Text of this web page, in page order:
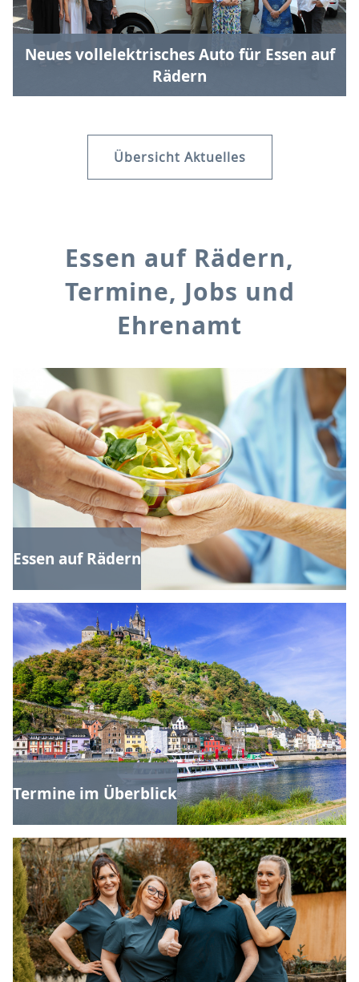
Neues vollelektrisches Auto für Essen auf
Rädern
Übersicht Aktuelles
Essen auf Rädern,
Termine, Jobs und
Ehrenamt
Essen auf Rädern
Termine im Überblick